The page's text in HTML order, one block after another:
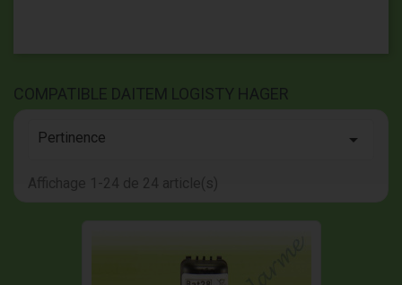
COMPATIBLE DAITEM LOGISTY HAGER
Pertinence 
Affichage 1-24 de 24 article(s)